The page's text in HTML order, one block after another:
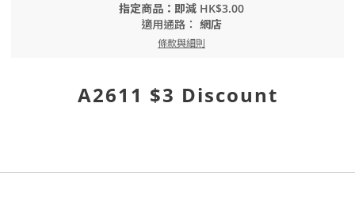
指定商品：即減 HK$3.00
適用通路： 網店
條款與細則
A2611 $3 Discount